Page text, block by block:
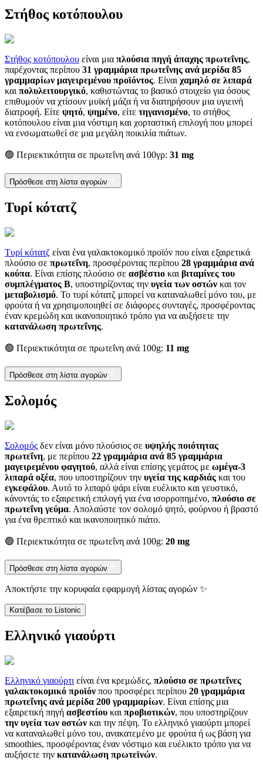
Στήθος κοτόπουλου
Στήθος κοτόπουλου είναι μια πλούσια πηγή άπαχης πρωτεΐνης,
παρέχοντας περίπου 31 γραμμάρια πρωτεΐνης ανά μερίδα 85
γραμμαρίων μαγειρεμένου προϊόντος. Είναι χαμηλό σε λιπαρά
και πολυλειτουργικό, καθιστώντας το βασικό στοιχείο για όσους
επιθυμούν να χτίσουν μυϊκή μάζα ή να διατηρήσουν μια υγιεινή
διατροφή. Είτε ψητό, ψημένο, είτε τηγανισμένο, το στήθος
κοτόπουλου είναι μια νόστιμη και χορταστική επιλογή που μπορεί
να ενσωματωθεί σε μια μεγάλη ποικιλία πιάτων.
🟢 Περιεκτικότητα σε πρωτεΐνη ανά 100γρ: 31 mg
Πρόσθεσε στη λίστα αγορών
Τυρί κότατζ
Τυρί κότατζ είναι ένα γαλακτοκομικό προϊόν που είναι εξαιρετικά
πλούσιο σε πρωτεΐνη, προσφέροντας περίπου 28 γραμμάρια ανά
κούπα. Είναι επίσης πλούσιο σε ασβέστιο και βιταμίνες του
συμπλέγματος B, υποστηρίζοντας την υγεία των οστών και τον
μεταβολισμό. Το τυρί κότατζ μπορεί να καταναλωθεί μόνο του, με
φρούτα ή να χρησιμοποιηθεί σε διάφορες συνταγές, προσφέροντας
έναν κρεμώδη και ικανοποιητικό τρόπο για να αυξήσετε την
κατανάλωση πρωτεΐνης.
🟢 Περιεκτικότητα σε πρωτεΐνη ανά 100g: 11 mg
Πρόσθεσε στη λίστα αγορών
Σολομός
Σολομός δεν είναι μόνο πλούσιος σε υψηλής ποιότητας
πρωτεΐνη, με περίπου 22 γραμμάρια ανά 85 γραμμάρια
μαγειρεμένου φαγητού, αλλά είναι επίσης γεμάτος με ωμέγα-3
λιπαρά οξέα, που υποστηρίζουν την υγεία της καρδιάς και του
εγκεφάλου. Αυτό το λιπαρό ψάρι είναι ευέλικτο και γευστικό,
κάνοντάς το εξαιρετική επιλογή για ένα ισορροπημένο, πλούσιο σε
πρωτεΐνη γεύμα. Απολαύστε τον σολομό ψητό, φούρνου ή βραστό
για ένα θρεπτικό και ικανοποιητικό πιάτο.
🟢 Περιεκτικότητα σε πρωτεΐνη ανά 100g: 20 mg
Πρόσθεσε στη λίστα αγορών
Αποκτήστε την κορυφαία εφαρμογή λίστας αγορών ✨
Κατέβασε το Listonic
Ελληνικό γιαούρτι
Ελληνικό γιαούρτι είναι ένα κρεμώδες, πλούσιο σε πρωτεΐνες
γαλακτοκομικό προϊόν που προσφέρει περίπου 20 γραμμάρια
πρωτεΐνης ανά μερίδα 200 γραμμαρίων. Είναι επίσης μια
εξαιρετική πηγή ασβεστίου και προβιοτικών, που υποστηρίζουν
την υγεία των οστών και την πέψη. Το ελληνικό γιαούρτι μπορεί
να καταναλωθεί μόνο του, ανακατεμένο με φρούτα ή ως βάση για
smoothies, προσφέροντας έναν νόστιμο και ευέλικτο τρόπο για να
αυξήσετε την κατανάλωση πρωτεϊνών.